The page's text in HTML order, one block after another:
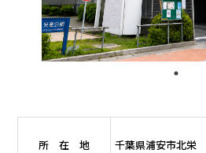
所 在 地 千葉県浦安市北栄